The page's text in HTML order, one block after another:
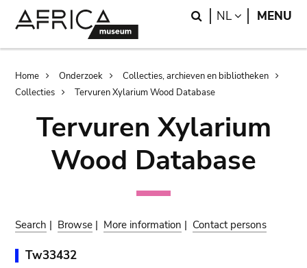
Search
NL LANGUAGE
MENU
Breadcrumb
Home Onderzoek
Collecties, archieven en bibliotheken
Collecties
Tervuren Xylarium Wood Database
Tervuren Xylarium
Wood Database
Search | Browse | More information | Contact persons
Tw33432